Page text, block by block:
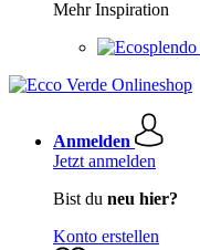
Mehr Inspiration
Anmelden
Jetzt anmelden
Bist du neu hier?
Konto erstellen